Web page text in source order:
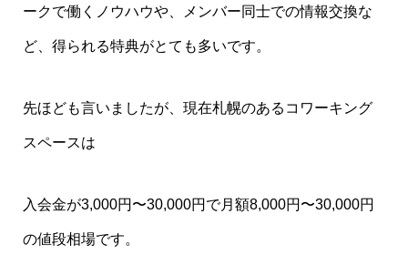
ークで働くノウハウや、メンバー同士での情報交換な
ど、得られる特典がとても多いです。
先ほども言いましたが、現在札幌のあるコワーキング
スペースは
入会金が3,000円〜30,000円で月額8,000円〜30,000円
の値段相場です。